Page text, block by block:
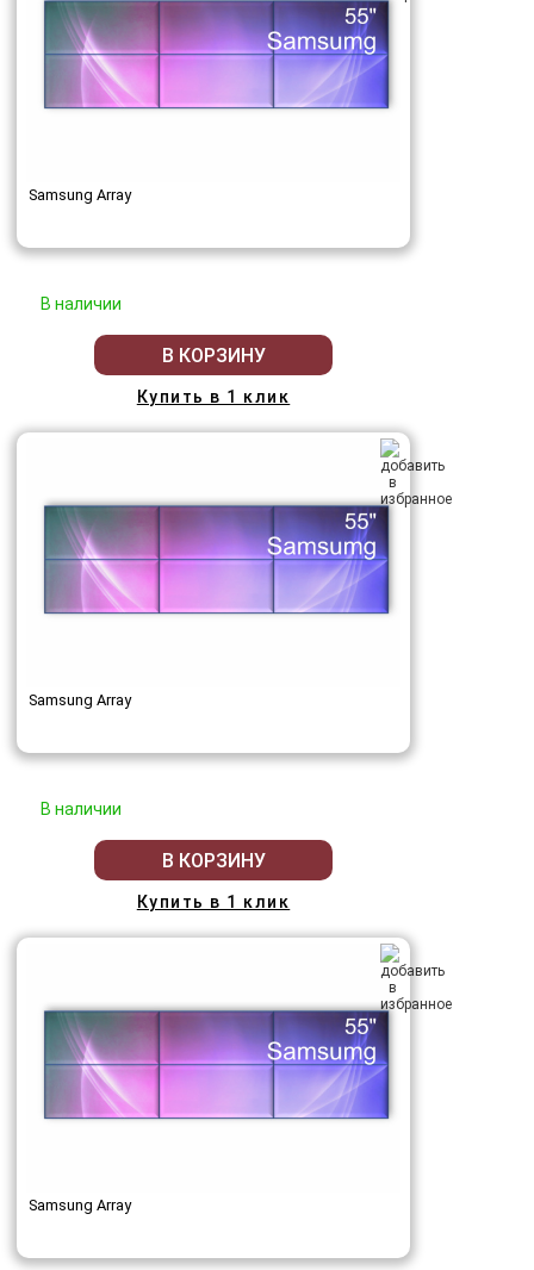
Samsung Array
В наличии
В КОРЗИНУ
Купить в 1 клик
Samsung Array
В наличии
В КОРЗИНУ
Купить в 1 клик
Samsung Array